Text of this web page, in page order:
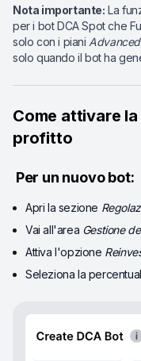
Nota importante: La
per i bot DCA Spot che
solo con i piani Advanced,
solo quando il bot ha
Come attivare
profitto
Per un nuovo bot:
Apri la sezione
Vai all'area Gestione
Attiva l'opzione
Seleziona la